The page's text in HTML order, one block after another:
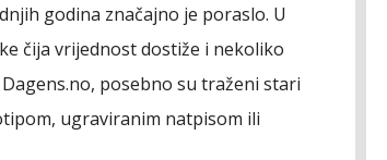
godina značajno je poraslo. U
čija vrijednost dostiže i nekoliko
posebno su traženi stari
ugraviranim natpisom ili